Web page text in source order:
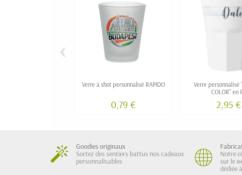
Verre à shot personnalisé RAPIDO
0,79 €
Verre personnalisé
COLOR" en
2,95 €
‹
Goodies originaux
Sortez des sentiers battus nos cadeaux
personnalisables
Notre
sur le
dédiée